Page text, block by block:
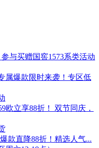
与买赠国窖1573系类活动
属爆款限时来袭！专区低
欧立享88折！ 双节同庆，
款直降88折！精选人气...